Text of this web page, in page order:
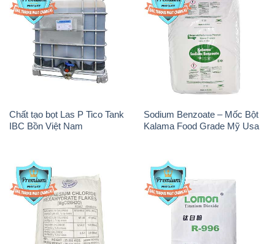
Chất tạo bọt Las P Tico Tank
IBC Bồn Việt Nam
Sodium Benzoate – Mốc Bột
Kalama Food Grade Mỹ Usa